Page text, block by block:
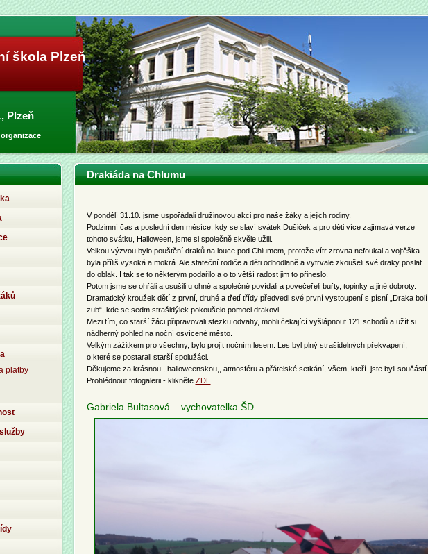
škola Plzeň
Plzeň
Drakiáda na Chlumu
V pondělí 31.10. jsme uspořádali družinovou akci pro naše žáky a jejich rodiny.
Podzimní čas a poslední den měsíce, kdy se slaví svátek Dušiček a pro děti více zajímavá verze
tohoto svátku, Halloween, jsme si společně skvěle užili.
Velkou výzvou bylo pouštění draků na louce pod Chlumem, protože vítr zrovna nefoukal a vojtěška
byla příliš vysoká a mokrá. Ale stateční rodiče a děti odhodlaně a vytrvale zkoušeli své draky poslat
do oblak. I tak se to některým podařilo a o to větší radost jim to přineslo.
Potom jsme se ohřáli a osušili u ohně a společně povídali a povečeřeli buřty, topinky a jiné dobroty.
Dramatický kroužek dětí z první, druhé a třetí třídy předvedl své první vystoupení s písní „Draka bolí
zub“, kde se sedm strašidýlek pokoušelo pomoci drakovi.
Mezi tím, co starší žáci připravovali stezku odvahy, mohli čekající vyšlápnout 121 schodů a užít si
nádherný pohled na noční osvícené město.
Velkým zážitkem pro všechny, bylo projít nočním lesem. Les byl plný strašidelných překvapení,
o které se postarali starší spolužáci.
Děkujeme za krásnou ,,halloweenskou,, atmosféru a přátelské setkání, všem, kteří jste byli součástí.
Prohlédnout fotogalerii - klikněte ZDE.
Gabriela Bultasová – vychovatelka ŠD
platby